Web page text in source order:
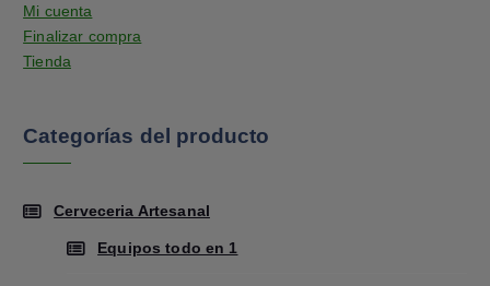
Mi cuenta
Finalizar compra
Tienda
Categorías del producto
Cerveceria Artesanal
Equipos todo en 1